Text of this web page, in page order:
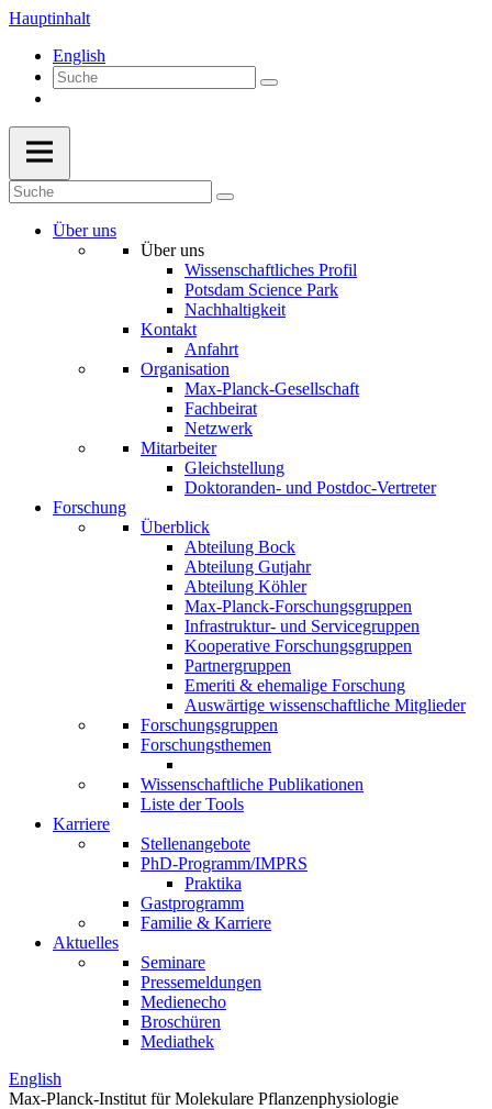
Hauptinhalt
English
Über uns
Über uns
Wissenschaftliches Profil
Potsdam Science Park
Nachhaltigkeit
Kontakt
Anfahrt
Organisation
Max-Planck-Gesellschaft
Fachbeirat
Netzwerk
Mitarbeiter
Gleichstellung
Doktoranden- und Postdoc-Vertreter
Forschung
Überblick
Abteilung Bock
Abteilung Gutjahr
Abteilung Köhler
Max-Planck-Forschungsgruppen
Infrastruktur- und Servicegruppen
Kooperative Forschungsgruppen
Partnergruppen
Emeriti & ehemalige Forschung
Auswärtige wissenschaftliche Mitglieder
Forschungsgruppen
Forschungsthemen
Wissenschaftliche Publikationen
Liste der Tools
Karriere
Stellenangebote
PhD-Programm/IMPRS
Praktika
Gastprogramm
Familie & Karriere
Aktuelles
Seminare
Pressemeldungen
Medienecho
Broschüren
Mediathek
English
Max-Planck-Institut für Molekulare Pflanzenphysiologie